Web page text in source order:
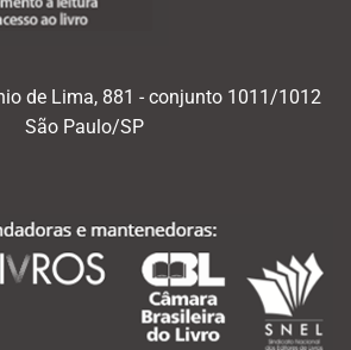
de Lima, 881 - conjunto 1011/1012
São Paulo/SP